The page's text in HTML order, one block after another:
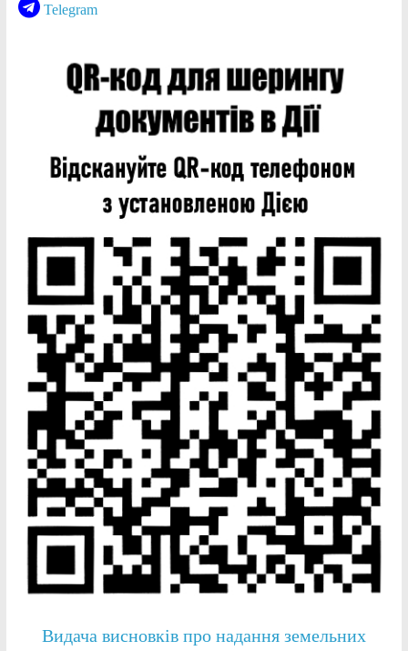
Telegram
Видача висновків про надання земельних